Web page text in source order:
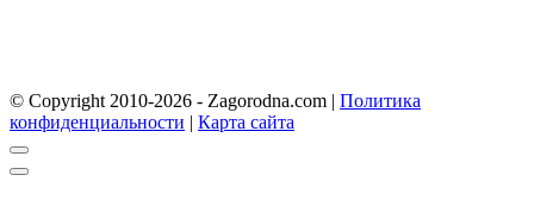
© Copyright 2010-2026 - Zagorodna.com | Политика
конфиденциальности | Карта сайта